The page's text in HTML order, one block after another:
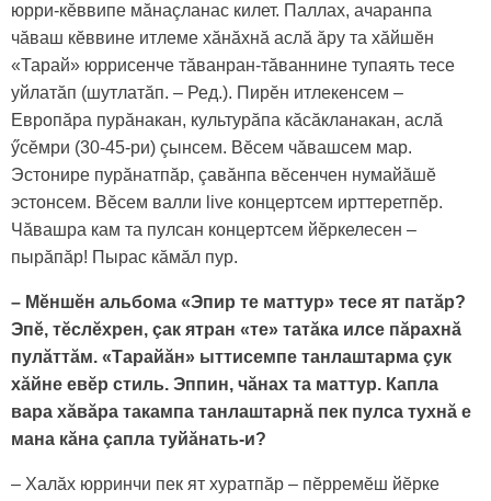
юрри-кӗввипе мăнаçланас килет. Паллах, ачаpанпа
чăваш кӗввине итлеме хăнăхнă аслă ăру та хăйшӗн
«Тарай» юррисенче тăванран-тăваннине тупаять тесе
уйлатăп (шутлатăп. – Ред.). Пирӗн итлекенсем –
Европăра пурăнакан, культурăпа кăсăкланакан, аслă
ӳсӗмри (30-45-ри) çынсем. Вӗсем чăвашсем мар.
Эстонире пурăнатпăр, çавăнпа вӗсенчен нумайăшӗ
эстонсем. Вӗсем валли live концертсем ирттеретпӗр.
Чăвашра кам та пулсан концертсем йӗркелесен –
пырăпăр! Пырас кăмăл пур.
– Мӗншӗн альбома «Эпир те маттур» тесе ят патăр?
Эпӗ, тӗслӗхрен, çак ятран «те» татăка илсе пăрахнă
пулăттăм. «Тарайăн» ыттисемпе танлаштарма çук
хăйне евӗр стиль. Эппин, чăнах та маттур. Капла
вара хăвăра такампа танлаштарнă пек пулса тухнă е
мана кăна çапла туйăнать-и?
– Халăх юрринчи пек ят хуратпăр – пӗрремӗш йӗрке